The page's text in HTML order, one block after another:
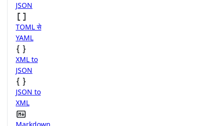
JSON
TOML से
YAML
XML to
JSON
JSON to
XML